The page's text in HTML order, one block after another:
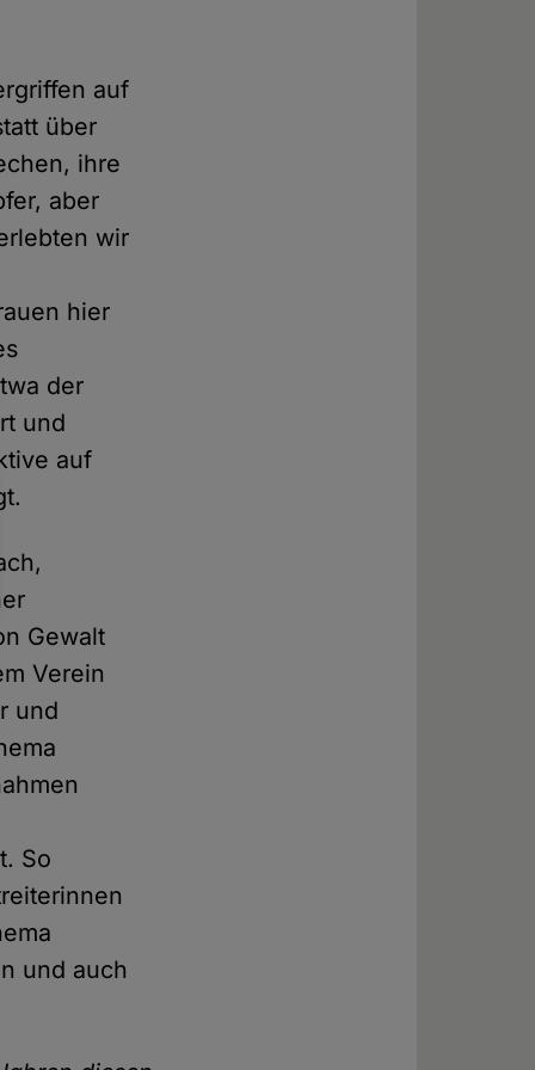
auf
über
ihre
aber
wir
hier
der
und
auf
Gewalt
Verein
und
So
und auch